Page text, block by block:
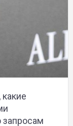
запросам